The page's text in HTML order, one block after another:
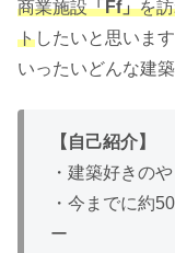
商業施設「Ff」を
トしたいと思います
いったいどんな建
【自己紹介】
・建築好きの
・今までに約
ー